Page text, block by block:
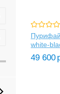
white-
49 600